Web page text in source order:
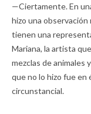
—Ciertamente. En
hizo una
tienen una
Mariana, la artista
mezclas de animales
que no lo hizo fue en
circunstancial.